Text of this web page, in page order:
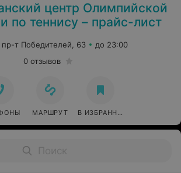
центр Олимпийской
по теннису – прайс-лист
т Победителей, 63
до 23:00
0 отзывов
МАРШРУТ В ИЗБРАННОЕ